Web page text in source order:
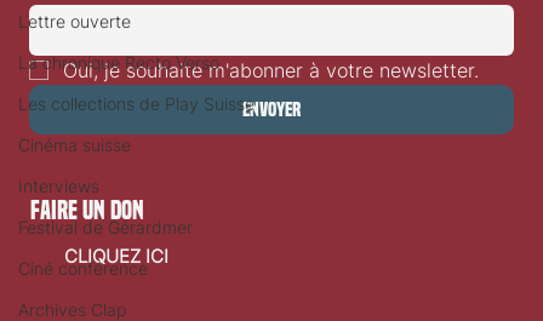
Lettre ouverte
La chronique Recto Verso
Les collections de Play Suisse
Cinéma suisse
Interviews
Festival de Gérardmer
Ciné conférence
Archives Clap
Oui, je souhaite m'abonner à votre newsletter.
Envoyer
faire un don
CLIQUEZ ICI